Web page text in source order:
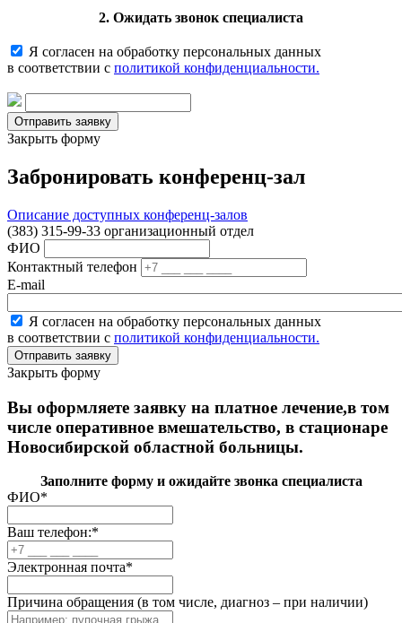
2. Ожидать звонок специалиста
Я согласен на обработку персональных данных
в соответствии с политикой конфиденциальности.
Закрыть форму
Забронировать конференц-зал
Описание доступных конференц-залов
(383) 315-99-33 организационный отдел
ФИО
Контактный телефон
E-mail
Я согласен на обработку персональных данных
в соответствии с политикой конфиденциальности.
Закрыть форму
Вы оформляете заявку на платное лечение,в том
числе оперативное вмешательство, в стационаре
Новосибирской областной больницы.
Заполните форму и ожидайте звонка специалиста
ФИО*
Ваш телефон:*
Электронная почта*
Причина обращения (в том числе, диагноз – при наличии)